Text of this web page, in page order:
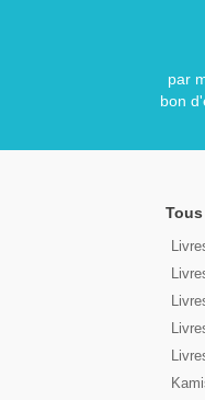
par
bon